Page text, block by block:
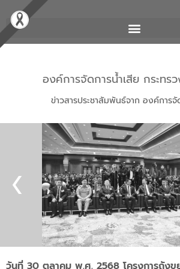
องค์การจัดการน้ำเสีย กระทร
ข่าวสารประชาสัมพันธ์จาก องค์การจั
วันที่ 30 ตุลาคม พ.ศ. 2568 โครงการถังข